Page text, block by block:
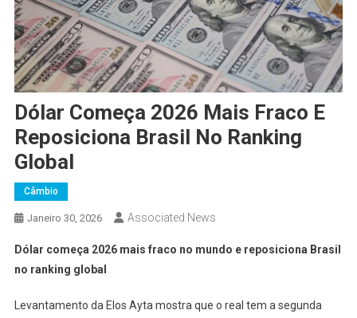
Dólar Começa 2026 Mais Fraco E
Reposiciona Brasil No Ranking
Global
Câmbio
Janeiro 30, 2026 Associated News
Dólar começa 2026 mais fraco no mundo e reposiciona Brasil
no ranking global
Levantamento da Elos Ayta mostra que o real tem a segunda